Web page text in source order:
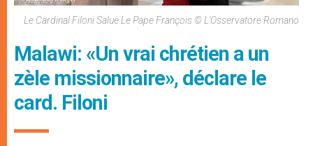
Le Cardinal Filoni Salue Le Pape François © L'Osservatore Romano
Malawi: «Un vrai chrétien a un
zèle missionnaire», déclare le
card. Filoni